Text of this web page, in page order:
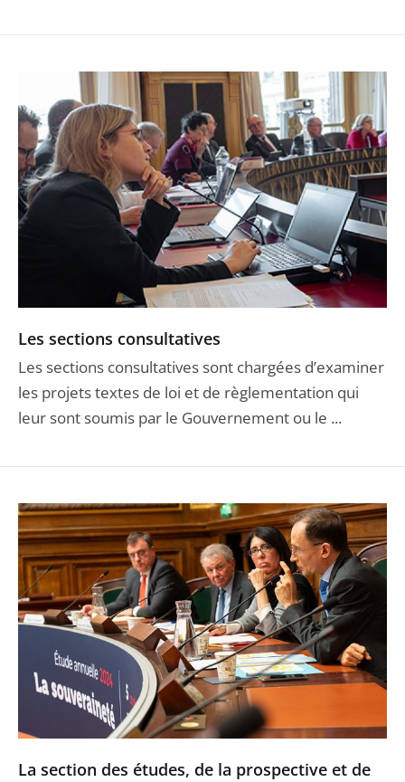
Les sections consultatives
Les sections consultatives sont chargées d’examiner
les projets textes de loi et de règlementation qui
leur sont soumis par le Gouvernement ou le ...
La section des études, de la prospective et de